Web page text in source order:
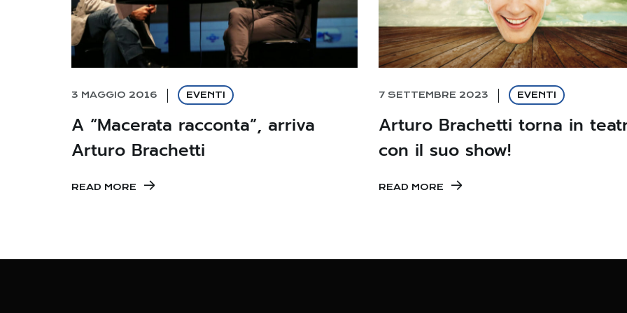
3 MAGGIO 2016 EVENTI
A “Macerata racconta”, arriva
Arturo Brachetti
READ MORE
7 SETTEMBRE 2023 EVENTI
Arturo Brachetti torna in
con il suo show!
READ MORE